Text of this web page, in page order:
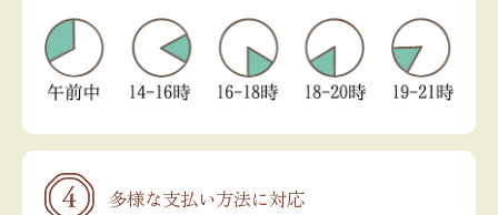
多様な支払い方法に対応